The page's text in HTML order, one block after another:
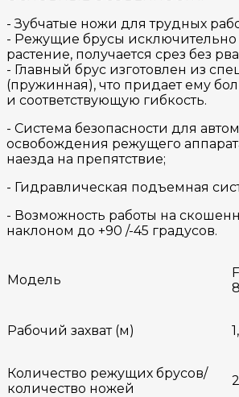
- Зубчатые ножи для трудных
- Режущие брусы исключительно
растение, получается срез без
- Главный брус изготовлен из
(пружинная), что придает ему
и соответствующую гибкость.
- Система безопасности для
освобождения режущего
наезда на препятствие;
- Гидравлическая подъемная
- Возможность работы на
наклоном до +90 /-45 градусов.
Модель
Рабочий захват (м)
Количество режущих брусов/
количество ножей